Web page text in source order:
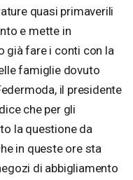
quasi primaverili
e mette in
già fare i conti con la
famiglie dovuto
il presidente
che per gli
la questione da
in queste ore sta
di abbigliamento